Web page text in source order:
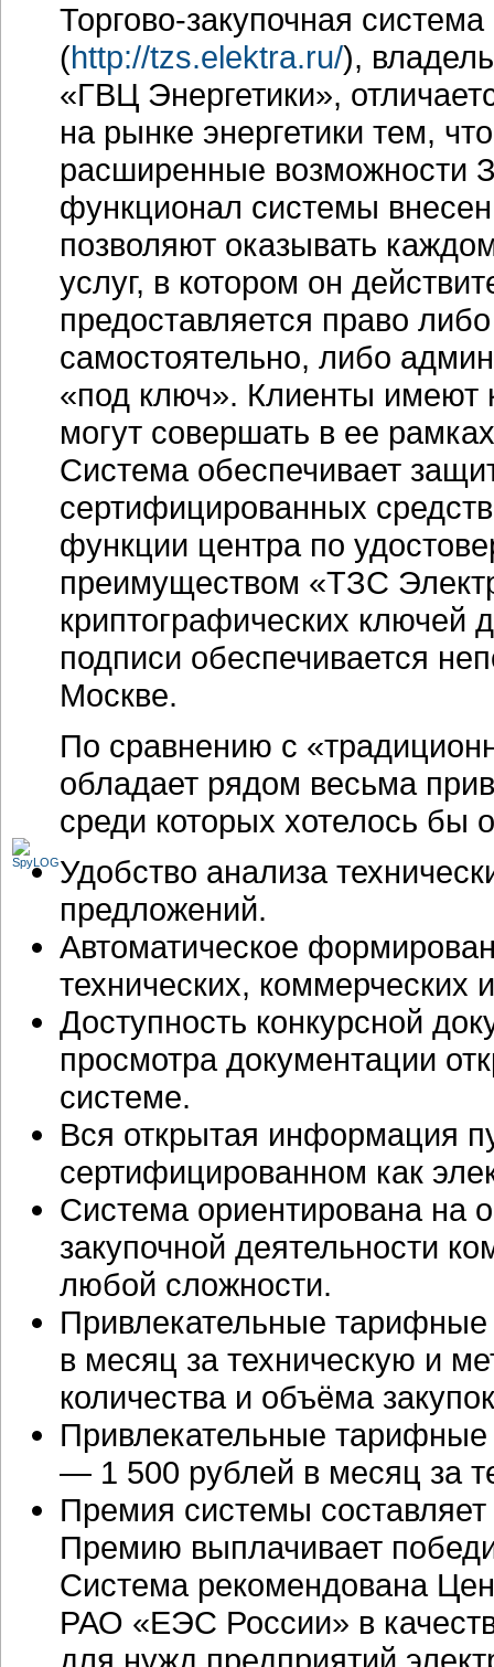
Торгово-закупочная
(http://tzs.elektra.ru/),
«ГВЦ Энергетики»,
на рынке энергетики тем,
расширенные возможности
функционал системы
позволяют оказывать
услуг, в котором он
предоставляется право
самостоятельно, либо
«под ключ». Клиенты имеют
могут совершать в ее
Система обеспечивает
сертифицированных
функции центра по
преимуществом «ТЗС
криптографических ключей
подписи обеспечивается
Москве.
По сравнению с
обладает рядом весьма
среди которых хотелось бы
Удобство анализа
предложений.
Автоматическое
технических,
Доступность конкурсной
просмотра документации
системе.
Вся открытая информация
сертифицированном как
Система ориентирована на
закупочной деятельности
любой сложности.
Привлекательные
в месяц за техническую и
количества и объёма
Привлекательные
— 1 500 рублей в месяц за
Премия системы
Премию выплачивает
Система рекомендована
РАО «ЕЭС России» в